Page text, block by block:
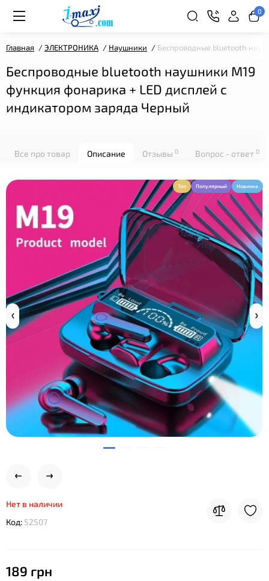
0
Главная ЭЛЕКТРОНИКА Наушники Беспроводные bluetooth
Беспроводные bluetooth наушники M19
функция фонарика + LED дисплей с
индикатором заряда Черный
Все про товар Описание Отзывы 0 Вопрос - ответ 0
Топ Популярный Новинка
Нет в наличии
Код: 52507
189 грн